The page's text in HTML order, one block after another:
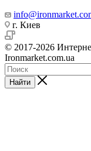
г. Киев
© 2017-2026
Ironmarket.com.ua
Найти